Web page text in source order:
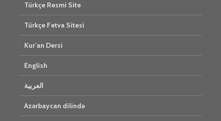
Türkçe Resmi Site
Türkçe Fetva Sitesi
Kur’an Dersi
English
العربية
Azərbaycan dilində